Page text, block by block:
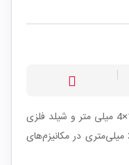
بلبرینگ مینیاتوری 623ZZ با ابعاد 3×10×4 میلی متر و شیلد فلزی
دوطرفه مناسب حرکت روان شفت‌های 3 میلی‌متری در مکانیزم‌های